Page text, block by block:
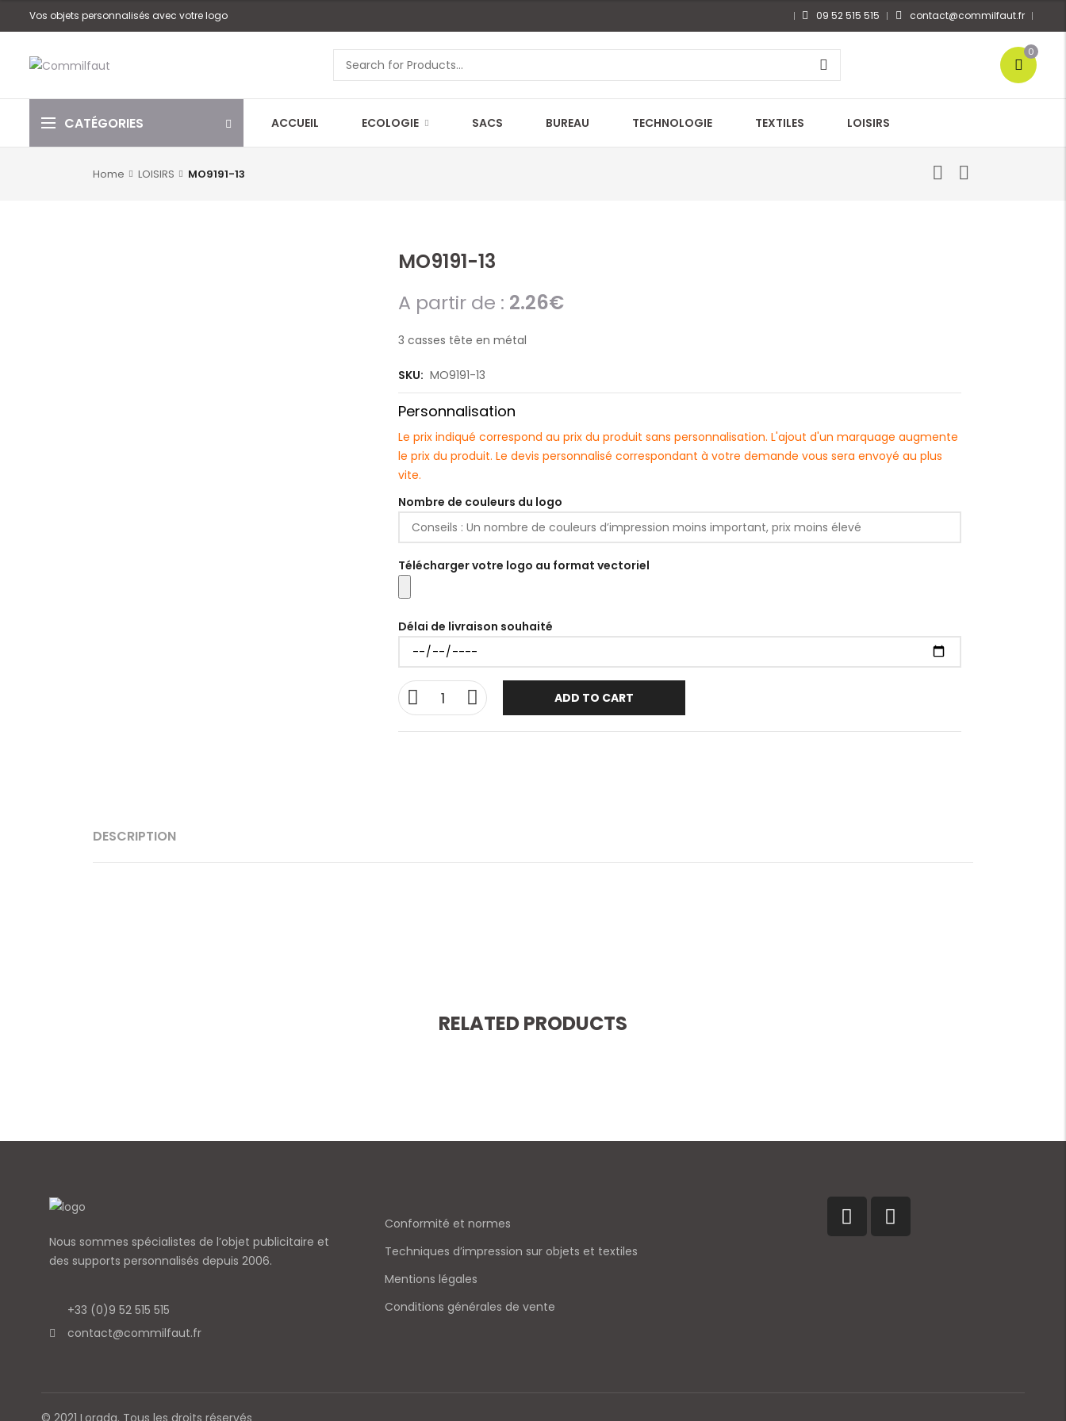
Vos objets personnalisés avec votre logo 09 52 515 515 contact@commilfaut.fr
0
CATÉGORIES ACCUEIL ECOLOGIE SACS BUREAU TECHNOLOGIE TEXTILES LOISIRS
Home LOISIRS MO9191-13
MO9191-13
A partir de : 2.26€
3 casses tête en métal
SKU: MO9191-13
Personnalisation
Le prix indiqué correspond au prix du produit sans personnalisation. L'ajout d'un marquage augmente
le prix du produit. Le devis personnalisé correspondant à votre demande vous sera envoyé au plus
vite.
Nombre de couleurs du logo
Télécharger votre logo au format vectoriel
Délai de livraison souhaité
ADD TO CART
DESCRIPTION
RELATED PRODUCTS
Nous sommes spécialistes de l’objet publicitaire et
des supports personnalisés depuis 2006.
+33 (0)9 52 515 515
contact@commilfaut.fr
Conformité et normes
Techniques d’impression sur objets et textiles
Mentions légales
Conditions générales de vente